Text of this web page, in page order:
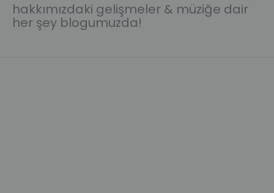
hakkımızdaki gelişmeler & müziğe dair
her şey blogumuzda!